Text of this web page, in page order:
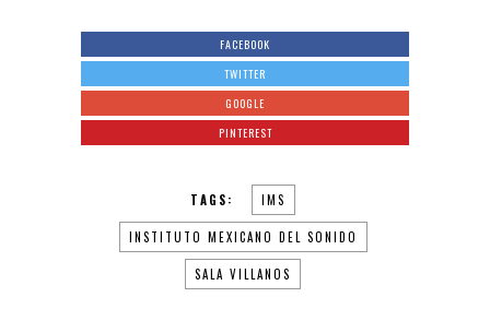
FACEBOOK
TWITTER
GOOGLE
PINTEREST
TAGS: IMS
INSTITUTO MEXICANO DEL SONIDO
SALA VILLANOS